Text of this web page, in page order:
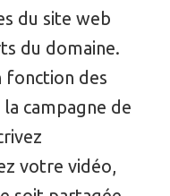
du site web
du domaine.
fonction des
campagne de
votre vidéo,